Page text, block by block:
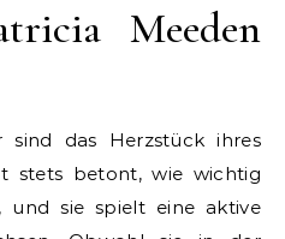
Meeden
sind das Herzstück ihres
stets betont, wie wichtig
und sie spielt eine aktive